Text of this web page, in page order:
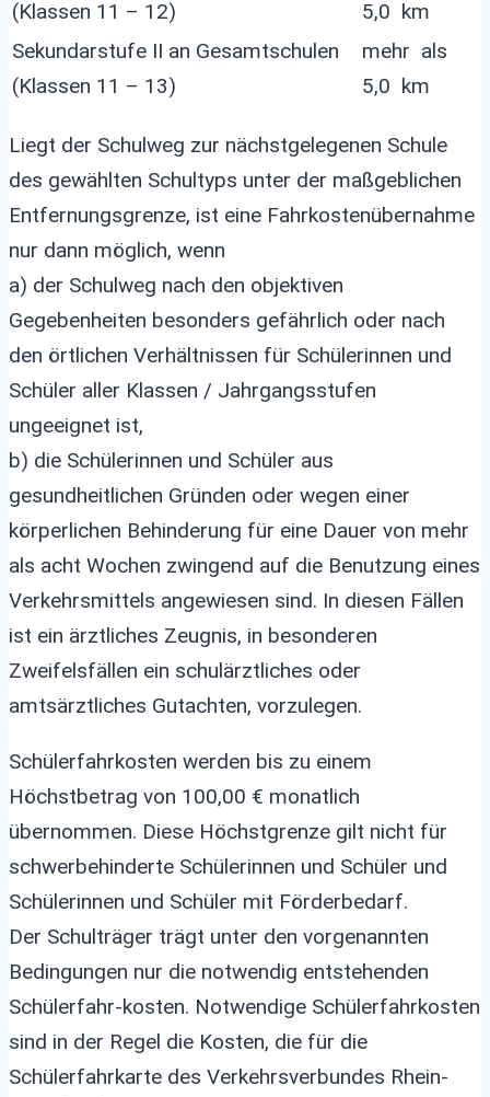
(Klassen 11 – 12)
5,0 km
Sekundarstufe II an Gesamtschulen
(Klassen 11 – 13)
mehr als
5,0 km
Liegt der Schulweg zur nächstgelegenen Schule
des gewählten Schultyps unter der maßgeblichen
Entfernungsgrenze, ist eine Fahrkostenübernahme
nur dann möglich, wenn
a) der Schulweg nach den objektiven
Gegebenheiten besonders gefährlich oder nach
den örtlichen Verhältnissen für Schülerinnen und
Schüler aller Klassen / Jahrgangsstufen
ungeeignet ist,
b) die Schülerinnen und Schüler aus
gesundheitlichen Gründen oder wegen einer
körperlichen Behinderung für eine Dauer von mehr
als acht Wochen zwingend auf die Benutzung eines
Verkehrsmittels angewiesen sind. In diesen Fällen
ist ein ärztliches Zeugnis, in besonderen
Zweifelsfällen ein schulärztliches oder
amtsärztliches Gutachten, vorzulegen.
Schülerfahrkosten werden bis zu einem
Höchstbetrag von 100,00 € monatlich
übernommen. Diese Höchstgrenze gilt nicht für
schwerbehinderte Schülerinnen und Schüler und
Schülerinnen und Schüler mit Förderbedarf.
Der Schulträger trägt unter den vorgenannten
Bedingungen nur die notwendig entstehenden
Schülerfahr-kosten. Notwendige Schülerfahrkosten
sind in der Regel die Kosten, die für die
Schülerfahrkarte des Verkehrsverbundes Rhein-